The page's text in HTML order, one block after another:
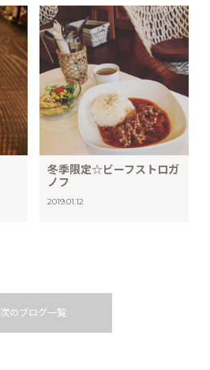
冬季限定☆ビーフストロガ
ノフ
2019.01.12
次のブログ一覧